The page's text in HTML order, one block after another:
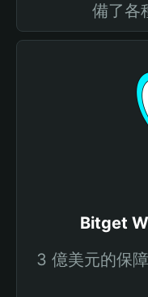
備了各
Bitget
3 億美元的保